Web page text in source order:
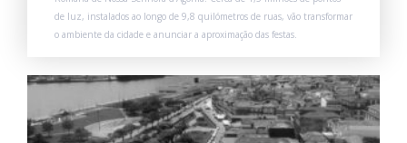
de luz, instalados ao longo de 9,8 quilómetros de ruas, vão transformar
o ambiente da cidade e anunciar a aproximação das festas.